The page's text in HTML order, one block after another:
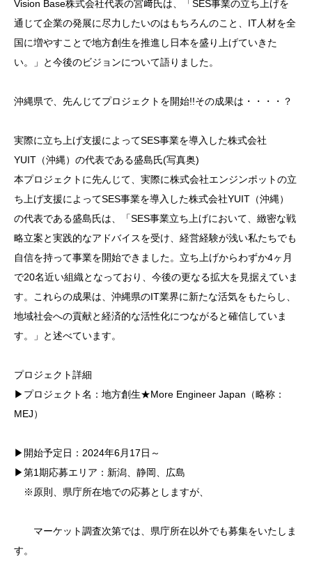
Vision Base株式会社代表の宮﨑氏は、「SES事業の立ち上げを
通じて企業の発展に尽力したいのはもちろんのこと、IT人材を全
国に増やすことで地方創生を推進し日本を盛り上げていきた
い。」と今後のビジョンについて語りました。
沖縄県で、先んじてプロジェクトを開始!!その成果は・・・・？
実際に立ち上げ支援によってSES事業を導入した株式会社
YUIT（沖縄）の代表である盛島氏(写真奥)
本プロジェクトに先んじて、実際に株式会社エンジンポットの立
ち上げ支援によってSES事業を導入した株式会社YUIT（沖縄）
の代表である盛島氏は、「SES事業立ち上げにおいて、緻密な戦
略立案と実践的なアドバイスを受け、経営経験が浅い私たちでも
自信を持って事業を開始できました。立ち上げからわずか4ヶ月
で20名近い組織となっており、今後の更なる拡大を見据えていま
す。これらの成果は、沖縄県のIT業界に新たな活気をもたらし、
地域社会への貢献と経済的な活性化につながると確信していま
す。」と述べています。
プロジェクト詳細
▶プロジェクト名：地方創生★More Engineer Japan（略称：
MEJ）
▶開始予定日：2024年6月17日～
▶第1期応募エリア：新潟、静岡、広島
※原則、県庁所在地での応募としますが、
マーケット調査次第では、県庁所在以外でも募集をいたしま
す。